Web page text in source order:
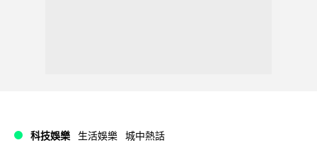
科技娛樂 生活娛樂 城中熱話